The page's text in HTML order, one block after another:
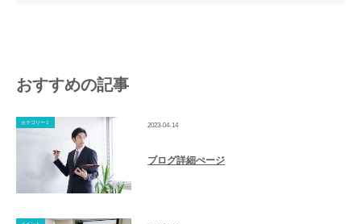
おすすめの記事
カテゴリー１ 2023-04-14
ブログ詳細ぺージ